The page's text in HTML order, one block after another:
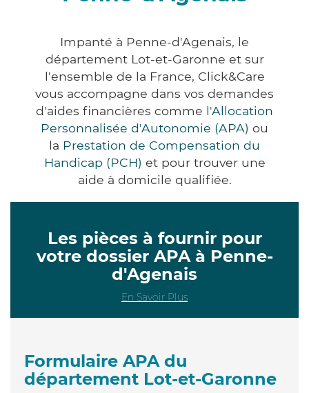
Impanté à Penne-d'Agenais, le
département Lot-et-Garonne et sur
l'ensemble de la France, Click&Care
vous accompagne dans vos demandes
d'aides financières comme l'Allocation
Personnalisée d'Autonomie (APA) ou
la Prestation de Compensation du
Handicap (PCH) et pour trouver une
aide à domicile qualifiée.
Les pièces à fournir pour
votre dossier APA à Penne-
d'Agenais
En Savoir Plus
Formulaire APA du
département Lot-et-Garonne